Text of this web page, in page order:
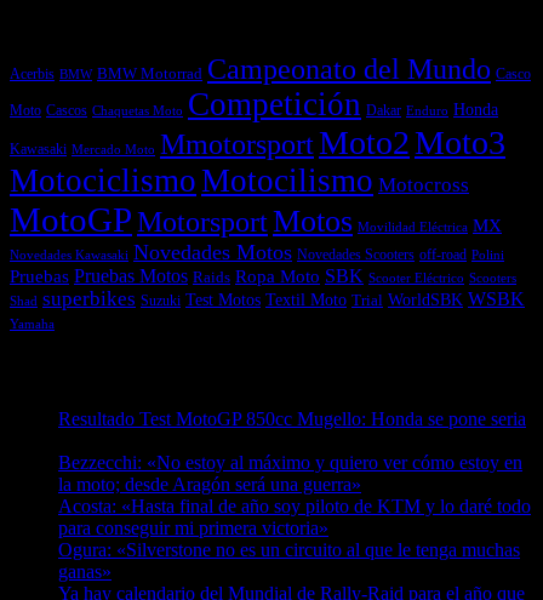
Acerbis BMW BMW Motorrad Campeonato del Mundo Casco
Moto Cascos Chaquetas Moto Competición Dakar Enduro Honda
Kawasaki Mercado Moto MmotorsportMoto2Moto3
MotociclismoMotocilismo Motocross
MotoGPMotorsportMotos Movilidad Eléctrica MX
Novedades Kawasaki Novedades Motos Novedades Scooters off-road Polini
Pruebas Pruebas Motos Raids Ropa Moto SBK Scooter Eléctrico Scooters
Shad superbikes Suzuki Test Motos Textil Moto Trial WorldSBK WSBK
Yamaha
Resultado Test MotoGP 850cc Mugello: Honda se pone seria
Bezzecchi: «No estoy al máximo y quiero ver cómo estoy en
la moto; desde Aragón será una guerra»
Acosta: «Hasta final de año soy piloto de KTM y lo daré todo
para conseguir mi primera victoria»
Ogura: «Silverstone no es un circuito al que le tenga muchas
ganas»
Ya hay calendario del Mundial de Rally-Raid para el año que